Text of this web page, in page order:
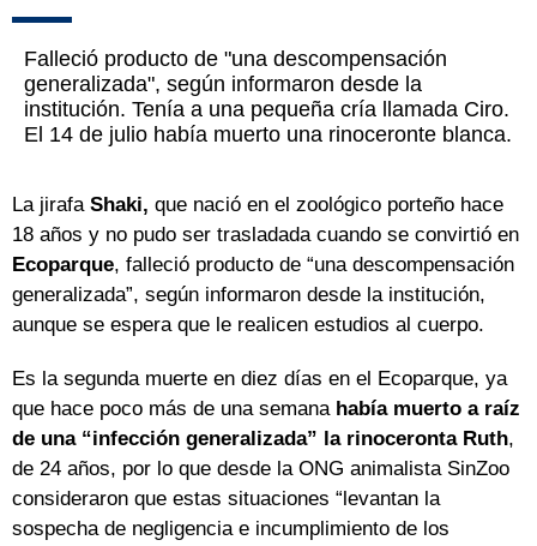
Falleció producto de "una descompensación
generalizada", según informaron desde la
institución. Tenía a una pequeña cría llamada Ciro.
El 14 de julio había muerto una rinoceronte blanca.
La jirafaShaki, que nació en el zoológico porteño hace
18 años y no pudo ser trasladada cuando se convirtió en
Ecoparque, falleció producto de “una descompensación
generalizada”, según informaron desde la institución,
aunque se espera que le realicen estudios al cuerpo.
Es la segunda muerte en diez días en el Ecoparque, ya
que hace poco más de una semana había muerto a raíz
de una “infección generalizada” la rinoceronta Ruth,
de 24 años, por lo que desde la ONG animalista SinZoo
consideraron que estas situaciones “levantan la
sospecha de negligencia e incumplimiento de los